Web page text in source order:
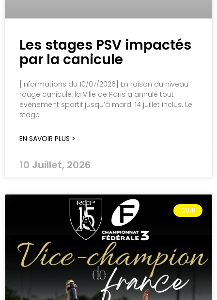
Les stages PSV impactés
par la canicule
[Informations du 10/07/2026] En raison du niveau
rouge canicule, la Ville de Paris a annulé tout
évènement sportif jusqu’à mardi 14 juillet inclus. Le
stage
EN SAVOIR PLUS >
10 Juillet, 2026
CLUB